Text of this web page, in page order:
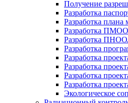
Получение
Разработка
Разработка
Разработка
Разработка
Разработка
Разработка
Разработка
Разработка
Разработка
Экологическое